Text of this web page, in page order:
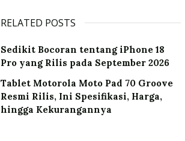
RELATED POSTS
Sedikit Bocoran tentang iPhone 18
Pro yang Rilis pada September 2026
Tablet Motorola Moto Pad 70 Groove
Resmi Rilis, Ini Spesifikasi, Harga,
hingga Kekurangannya